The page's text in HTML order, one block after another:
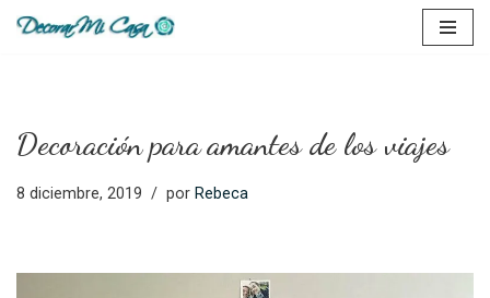
Decoración para amantes de los viajes
8 diciembre, 2019 por Rebeca